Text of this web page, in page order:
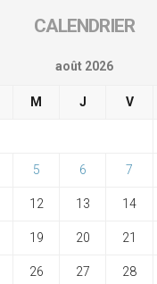
CALENDRIER
août 2026
M J V
5 6 7
12 13 14
19 20 21
26 27 28